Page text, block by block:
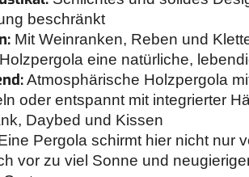
beschränkt
Mit Weinranken, Reben und
eine natürliche,
Atmosphärische Holzpergola
oder entspannt mit integrierter
Daybed und Kissen
Pergola schirmt hier nicht nur
vor zu viel Sonne und